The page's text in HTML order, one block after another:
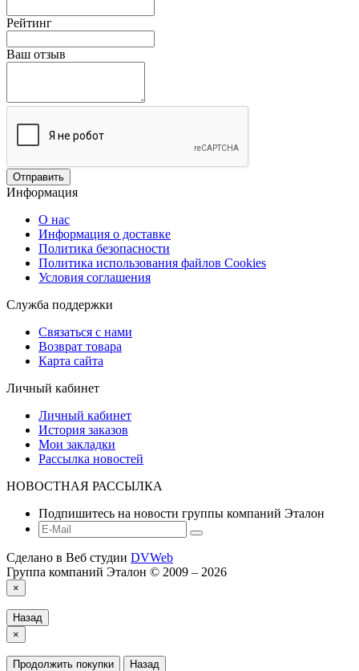
Рейтинг
Ваш отзыв
Отправить
Информация
О нас
Информация о доставке
Политика безопасности
Политика использования файлов Сookies
Условия соглашения
Служба поддержки
Связаться с нами
Возврат товара
Карта сайта
Личный кабинет
Личный кабинет
История заказов
Мои закладки
Рассылка новостей
НОВОСТНАЯ РАССЫЛКА
Подпишитесь на новости группы компаний Эталон
Сделано в Веб студии DVWeb
Группа компаний Эталон © 2009 – 2026
×
Назад
×
Продолжить покупки
Назад